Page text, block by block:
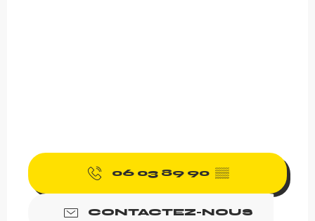
06 03 89 90 ▒▒
CONTACTEZ-NOUS